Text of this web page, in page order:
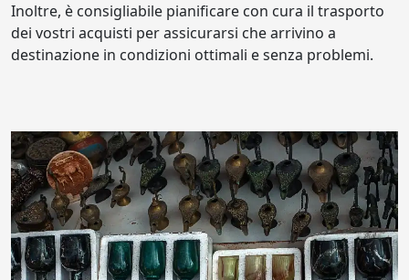
Inoltre, è consigliabile pianificare con cura il trasporto
dei vostri acquisti per assicurarsi che arrivino a
destinazione in condizioni ottimali e senza problemi.